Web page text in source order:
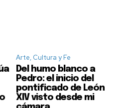
Arte, Cultura y Fe
Del humo blanco a
Pedro: el inicio del
pontificado de León
XIV visto desde mi